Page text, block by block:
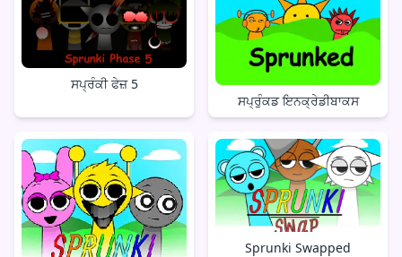
ਸਪ੍ਰੰਕੀ ਫੇਜ਼ 5
ਸਪ੍ਰੁੰਕਡ ਇਨਕ੍ਰੇਡੀਬਾਕਸ
Sprunki Swapped